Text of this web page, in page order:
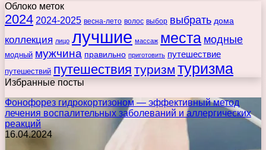
Облоко меток
2024 2024-2025 весна-лето волос выбор выбрать дома
коллекция лицо лучшие массаж места модные
модный мужчина правильно приготовить путешествие
путешествий путешествия туризм туризма
Избранные посты
Фонофорез гидрокортизоном — эффективный метод
лечения воспалительных заболеваний и аллергических
реакций
16.04.2024